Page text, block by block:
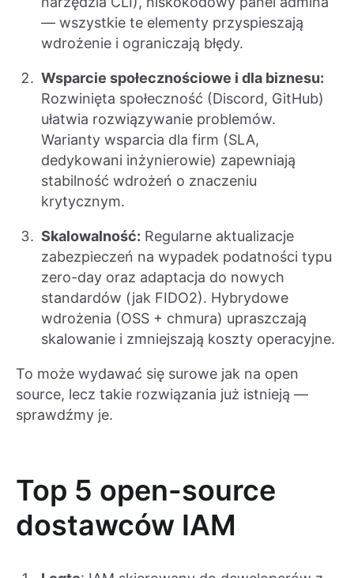
— wszystkie te elementy przyspieszają
wdrożenie i ograniczają błędy.
Wsparcie społecznościowe i dla biznesu:
Rozwinięta społeczność (Discord, GitHub)
ułatwia rozwiązywanie problemów.
Warianty wsparcia dla firm (SLA,
dedykowani inżynierowie) zapewniają
stabilność wdrożeń o znaczeniu
krytycznym.
Skalowalność: Regularne aktualizacje
zabezpieczeń na wypadek podatności typu
zero-day oraz adaptacja do nowych
standardów (jak FIDO2). Hybrydowe
wdrożenia (OSS + chmura) upraszczają
skalowanie i zmniejszają koszty operacyjne.
To może wydawać się surowe jak na open
source, lecz takie rozwiązania już istnieją —
sprawdźmy je.
Top 5 open-source
dostawców IAM